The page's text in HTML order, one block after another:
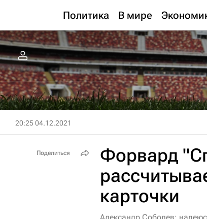
Политика В мире
20:25 04.12.2021
Форвард
карточки
Поделиться